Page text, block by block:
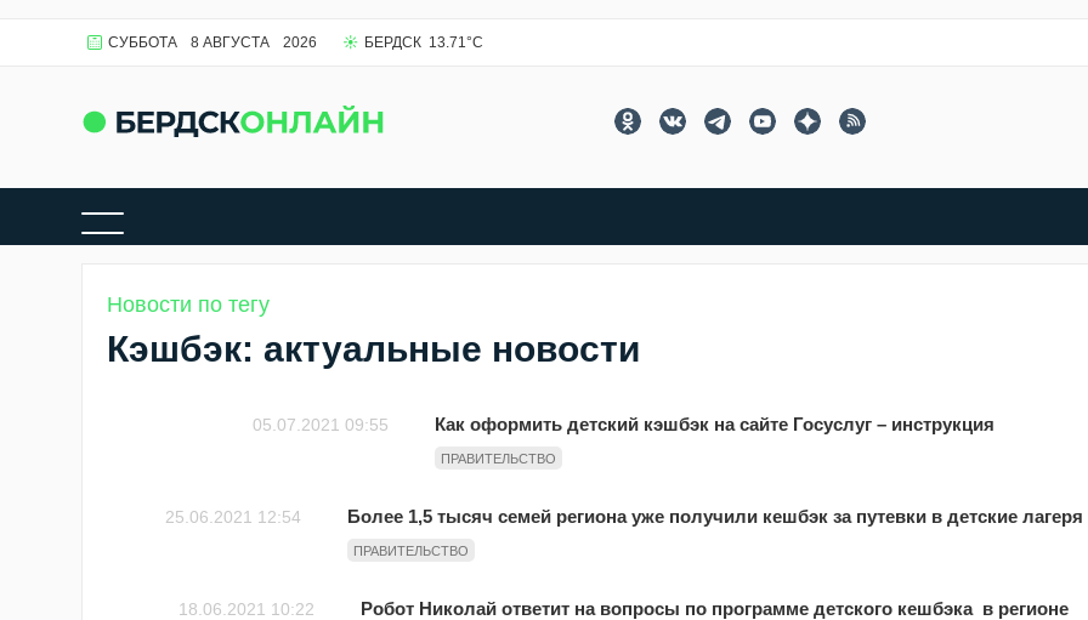
СУББОТА 8 АВГУСТА 2026 БЕРДСК 13.71°C
Новости по тегу
Кэшбэк: актуальные новости
05.07.2021 09:55 Как оформить детский кэшбэк на сайте Госуслуг – инструкция
ПРАВИТЕЛЬСТВО
25.06.2021 12:54 Более 1,5 тысяч семей региона уже получили кешбэк за путевки в детские лагеря
ПРАВИТЕЛЬСТВО
18.06.2021 10:22 Робот Николай ответит на вопросы по программе детского кешбэка в регионе